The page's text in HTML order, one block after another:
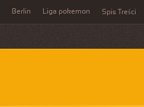
Berlin Liga pokemon Spis Treści